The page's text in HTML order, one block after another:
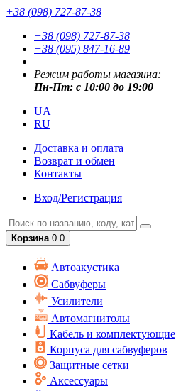
+38 (098) 727-87-38
+38 (098) 727-87-38
+38 (095) 847-16-89
Режим работы магазина:
Пн-Пт: с 10:00 до 19:00
UA
RU
Доставка и оплата
Возврат и обмен
Контакты
Вход/Регистрация
Корзина 0 0
Автоакустика
Сабвуферы
Усилители
Автомагнитолы
Кабель и комплектующие
Корпуса для сабвуферов
Защитные сетки
Аксессуары